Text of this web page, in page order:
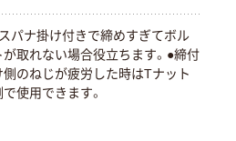
パナ掛け付きで締めすぎてボル
が取れない場合役立ちます。●締付
側のねじが疲労した時はTナット
で使用できます。